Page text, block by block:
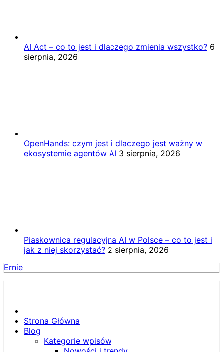
AI Act – co to jest i dlaczego zmienia wszystko? 6
sierpnia, 2026
OpenHands: czym jest i dlaczego jest ważny w
ekosystemie agentów AI 3 sierpnia, 2026
Piaskownica regulacyjna AI w Polsce – co to jest i
jak z niej skorzystać? 2 sierpnia, 2026
Ernie
Strona Główna
Blog
Kategorie wpisów